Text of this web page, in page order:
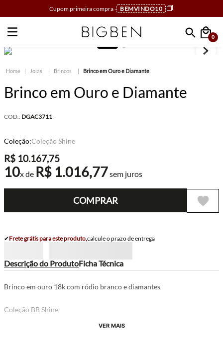
Cupom primeira compra - BEMVINDO10
Faça sua busca
0
Joias Brincos Brinco em Ouro e Diamante
Brinco em Ouro e Diamante
COD.: DGAC3711
Coleção:Coleção Shine
R$ 10.167,75
10x de R$ 1.016,77sem juros
COMPRAR
✔Frete grátis para este produto,calcule o prazo de entrega
Descrição do ProdutoFicha Técnica
Brinco em ouro 18k com ródio branco e diamantes
Coleção BB Shine
VER MAIS